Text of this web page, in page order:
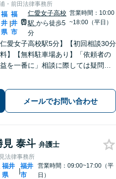
・前田法律事務所
福
井
県
|
福
井
市
仁愛女子高校
駅 から徒歩5
分
営業時間：10:00
~18:00（平日）
仁愛女子高校駅5分】【初回相談30分
】【無料駐車場あり】「依頼者の
を一番に」相談に際しては疑問に
おります。企業法務/債権回収/離婚問
【当日・夜間・土日対応可（要相
メールでお問い合わせ
見 泰斗 弁護士
法律事務所
福井
県
|
福井
市
営業時間：09:00~17:00（平
日）